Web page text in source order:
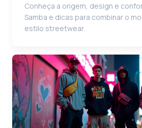
Conheça a origem, design e
Samba e dicas para combinar o
estilo streetwear.